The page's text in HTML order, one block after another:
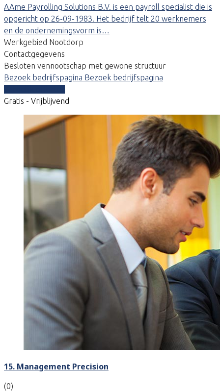
AAme Payrolling Solutions B.V. is een payroll specialist die is
opgericht op 26-09-1983. Het bedrijf telt 20 werknemers
en de ondernemingsvorm is…
Werkgebied Nootdorp
Contactgegevens
Besloten vennootschap met gewone structuur
Bezoek bedrijfspagina Bezoek bedrijfspagina
Gratis - Vrijblijvend
15. Management Precision
(0)